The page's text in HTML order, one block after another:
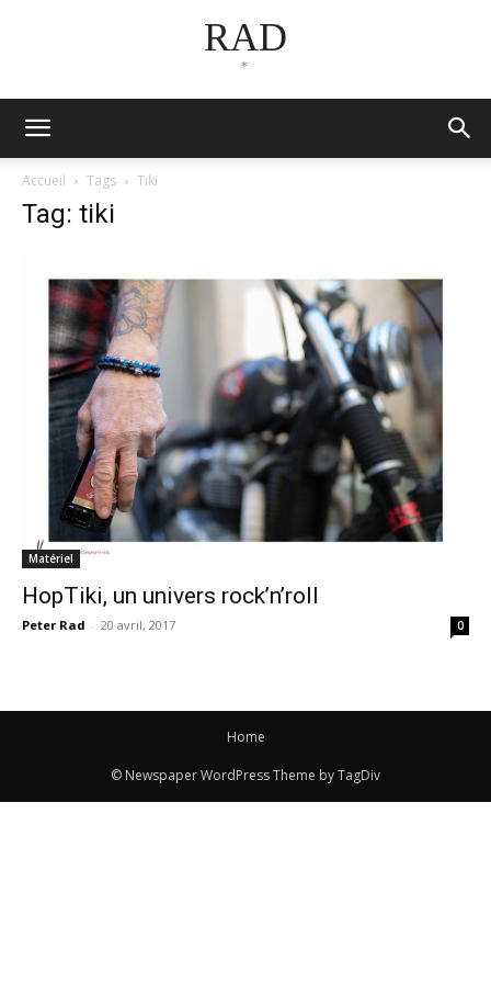
RAD
*
Accueil Tags Tiki
Tag: tiki
Matériel
HopTiki, un univers rock’n’roll
Peter Rad - 20 avril, 2017 0
Home
© Newspaper WordPress Theme by TagDiv